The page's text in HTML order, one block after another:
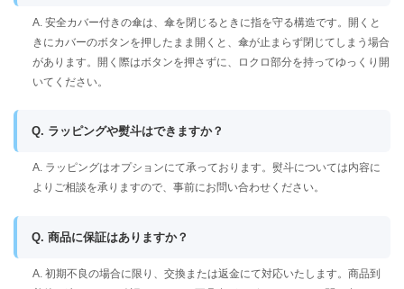
A. 安全カバー付きの傘は、傘を閉じるときに指を守る構造です。開くと
きにカバーのボタンを押したまま開くと、傘が止まらず閉じてしまう場合
があります。開く際はボタンを押さずに、ロクロ部分を持ってゆっくり開
いてください。
Q. ラッピングや熨斗はできますか？
A. ラッピングはオプションにて承っております。熨斗については内容に
よりご相談を承りますので、事前にお問い合わせください。
Q. 商品に保証はありますか？
A. 初期不良の場合に限り、交換または返金にて対応いたします。商品到